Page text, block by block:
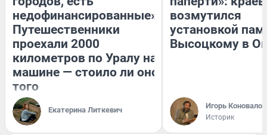
недофинансированные».
Путешественники
проехали 2000
километров по Уралу на
машине — стоило ли оно
того
Екатерина Литкевич
возмутился
установкой
Высоцкому в
Игорь Коновалов
Историк